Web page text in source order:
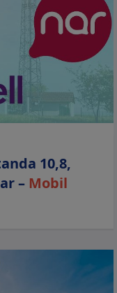
10,8,
– Mobil